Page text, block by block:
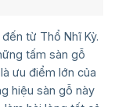
từ Thổ Nhĩ Kỳ.
tấm sàn gỗ
ưu điểm lớn của
hiệu sàn gỗ này